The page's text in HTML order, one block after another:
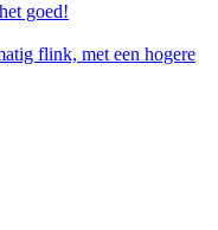
goed!
flink, met een hogere